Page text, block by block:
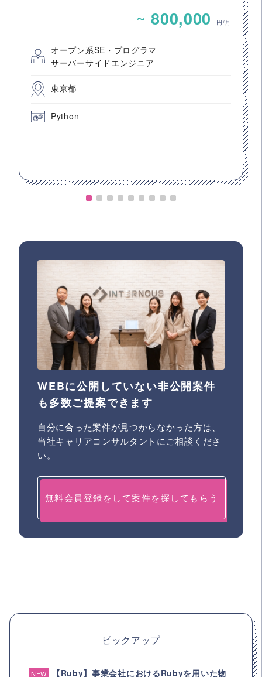
~ 800,000 円/月
オープン系SE・プログラマ
サーバーサイドエンジニア
東京都
Python
WEBに公開していない非公開案件
も多数ご提案できます
自分に合った案件が見つからなかった方は、
当社キャリアコンサルタントにご相談くださ
い。
無料会員登録をして案件を探してもらう
ピックアップ
NEW 【Ruby】事業会社におけるRubyを用いた物